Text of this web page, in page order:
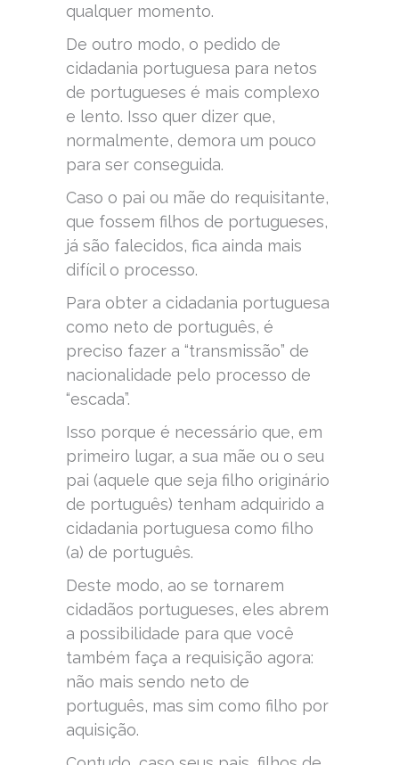
qualquer momento.
De outro modo, o pedido de
cidadania portuguesa para netos
de portugueses é mais complexo
e lento. Isso quer dizer que,
normalmente, demora um pouco
para ser conseguida.
Caso o pai ou mãe do requisitante,
que fossem filhos de portugueses,
já são falecidos, fica ainda mais
difícil o processo.
Para obter a cidadania portuguesa
como neto de português, é
preciso fazer a “transmissão” de
nacionalidade pelo processo de
“escada”.
Isso porque é necessário que, em
primeiro lugar, a sua mãe ou o seu
pai (aquele que seja filho originário
de português) tenham adquirido a
cidadania portuguesa como filho
(a) de português.
Deste modo, ao se tornarem
cidadãos portugueses, eles abrem
a possibilidade para que você
também faça a requisição agora:
não mais sendo neto de
português, mas sim como filho por
aquisição.